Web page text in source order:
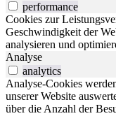
performance
Cookies zur
Geschwindigkeit der
analysieren und
Analyse
analytics
Analyse-Cookies
unserer Website
über die Anzahl der